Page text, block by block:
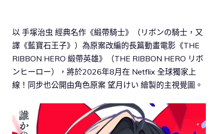
以 手塚治虫 經典名作《緞帶騎士》（リボンの騎士，又
譯《藍寶石王子》）為原案改編的長篇動畫電影《THE
RIBBON HERO 緞帶英雄》（THE RIBBON HERO リボ
ンヒーロー），將於2026年8月在 Netflix 全球獨家上
線！同步也公開由角色原案 望月けい 繪製的主視覺圖。